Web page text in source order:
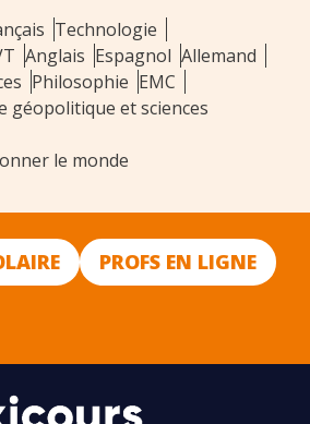
Technologie
Anglais Espagnol Allemand
Philosophie EMC
géopolitique et sciences
le monde
PROFS EN LIGNE